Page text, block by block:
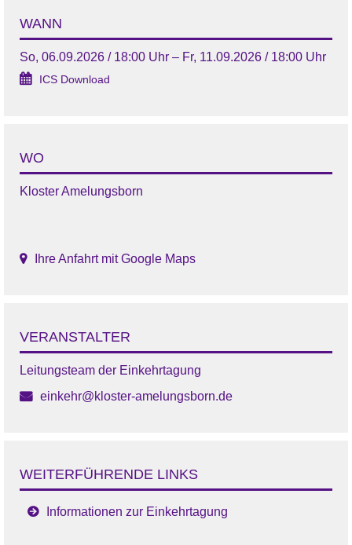
WANN
So, 06.09.2026 / 18:00 Uhr – Fr, 11.09.2026 / 18:00 Uhr
ICS Download
WO
Kloster Amelungsborn
Ihre Anfahrt mit Google Maps
VERANSTALTER
Leitungsteam der Einkehrtagung
einkehr@kloster-amelungsborn.de
WEITERFÜHRENDE LINKS
Informationen zur Einkehrtagung